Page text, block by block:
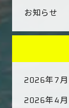
お知らせ
2026年7月
2026年4月